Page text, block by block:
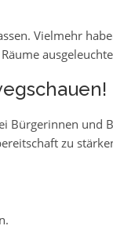
Vielmehr
Bürgerinnen und
zu